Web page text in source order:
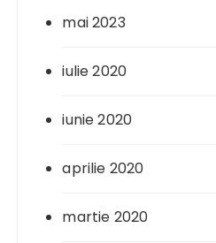
mai 2023
iulie 2020
iunie 2020
aprilie 2020
martie 2020